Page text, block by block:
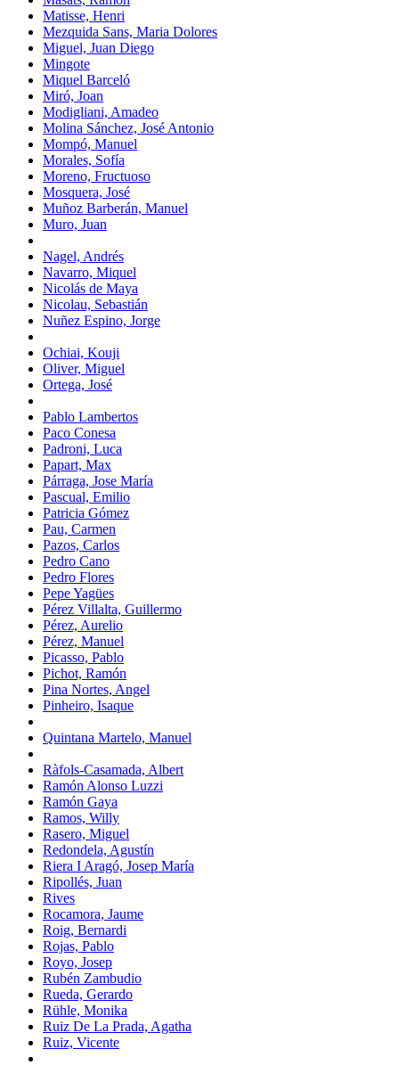
Matisse, Henri
Mezquida Sans, Maria Dolores
Miguel, Juan Diego
Mingote
Miquel Barceló
Miró, Joan
Modigliani, Amadeo
Molina Sánchez, José Antonio
Mompó, Manuel
Morales, Sofía
Moreno, Fructuoso
Mosquera, José
Muñoz Barberán, Manuel
Muro, Juan
Nagel, Andrés
Navarro, Miquel
Nicolás de Maya
Nicolau, Sebastián
Nuñez Espino, Jorge
Ochiai, Kouji
Oliver, Miguel
Ortega, José
Pablo Lambertos
Paco Conesa
Padroni, Luca
Papart, Max
Párraga, Jose María
Pascual, Emilio
Patricia Gómez
Pau, Carmen
Pazos, Carlos
Pedro Cano
Pedro Flores
Pepe Yagües
Pérez Villalta, Guillermo
Pérez, Aurelio
Pérez, Manuel
Picasso, Pablo
Pichot, Ramón
Pina Nortes, Angel
Pinheiro, Isaque
Quintana Martelo, Manuel
Ràfols-Casamada, Albert
Ramón Alonso Luzzi
Ramón Gaya
Ramos, Willy
Rasero, Miguel
Redondela, Agustín
Riera I Aragó, Josep María
Ripollés, Juan
Rives
Rocamora, Jaume
Roig, Bernardi
Rojas, Pablo
Royo, Josep
Rubén Zambudio
Rueda, Gerardo
Rühle, Monika
Ruiz De La Prada, Agatha
Ruiz, Vicente